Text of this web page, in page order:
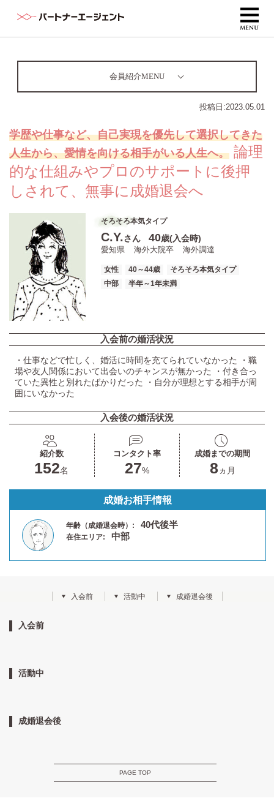
会員紹介MENU
投稿日:2023.05.01
学歴や仕事など、自己実現を優先して選択してきた
人生から、愛情を向ける相手がいる人生へ。 論理
的な仕組みやプロのサポートに後押
しされて、無事に成婚退会へ
そろそろ本気タイプ
C.Y.さん 40歳(入会時)
愛知県 海外大院卒 海外調達
女性 40～44歳
そろそろ本気タイプ
中部
半年～1年未満
入会前の婚活状況
・仕事などで忙しく、婚活に時間を充てられていなかった ・職
場や友人関係において出会いのチャンスが無かった ・付き合っ
ていた異性と別れたばかりだった ・自分が理想とする相手が周
囲にいなかった
入会後の婚活状況
紹介数
152名
コンタクト率
27%
成婚までの期間
8 ヵ月
成婚お相手情報
年齢（成婚退会時）: 40代後半
在住エリア: 中部
入会前 活動中 成婚退会後
入会前
活動中
成婚退会後
PAGE TOP